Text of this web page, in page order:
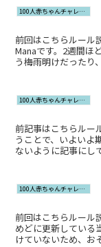
100人赤ちゃんチャレンジ
前回はこちらルール
Manaです。2週間ほ
う梅雨明けだったり
100人赤ちゃんチャレンジ
前記事はこちらルー
うことで、いよいよ
ないように記事にし
100人赤ちゃんチャレンジ
前回はこちらルール
めどに更新している
けていないため、お